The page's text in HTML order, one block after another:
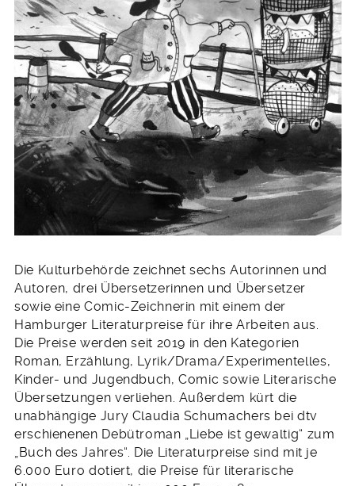
Die Kulturbehörde zeichnet sechs Autorinnen und
Autoren, drei Übersetzerinnen und Übersetzer
sowie eine Comic-Zeichnerin mit einem der
Hamburger Literaturpreise für ihre Arbeiten aus.
Die Preise werden seit 2019 in den Kategorien
Roman, Erzählung, Lyrik/Drama/Experimentelles,
Kinder- und Jugendbuch, Comic sowie Literarische
Übersetzungen verliehen. Außerdem kürt die
unabhängige Jury Claudia Schumachers bei dtv
erschienenen Debütroman „Liebe ist gewaltig“ zum
„Buch des Jahres“. Die Literaturpreise sind mit je
6.000 Euro dotiert, die Preise für literarische